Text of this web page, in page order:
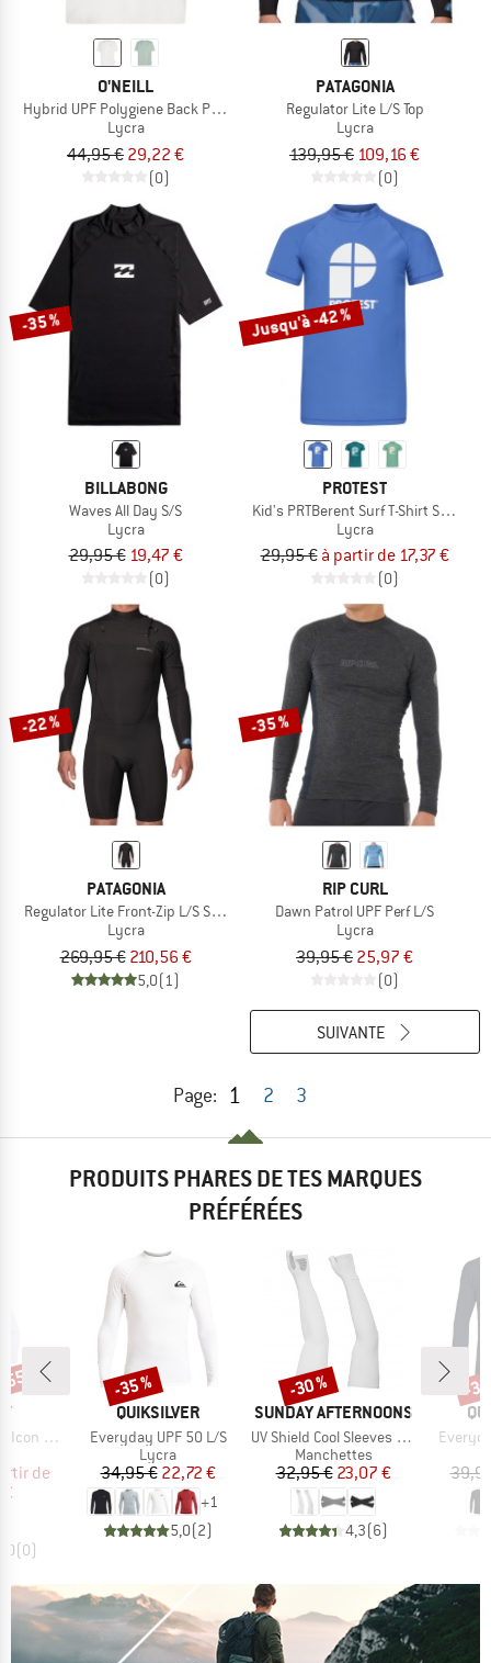
O'NEILL
Hybrid UPF Polygiene Back Print T-Shirt
Lycra
44,95 € 29,22 €
(0)
PATAGONIA
Regulator Lite L/S Top
Lycra
139,95 € 109,16 €
(0)
-35 %
BILLABONG
Waves All Day S/S
Lycra
29,95 € 19,47 €
(0)
Jusqu'à -42 %
PROTEST
Kid's PRTBerent Surf T-Shirt Short
Lycra
29,95 € à partir de 17,37 €
(0)
-22 %
PATAGONIA
Regulator Lite Front-Zip L/S Spring Suit
Lycra
269,95 € 210,56 €
5,0(1)
-35 %
RIP CURL
Dawn Patrol UPF Perf L/S
Lycra
39,95 € 25,97 €
(0)
Page: 1 2 3
SUIVANTE
PRODUITS PHARES DE TES MARQUES
PRÉFÉRÉES
réduit
de
(0)
%
MARQUE
QUIKSILVER
Article
Everyday UPF 50 L/S
Product group
Lycra
Prix
34,95 €Prix réduit
22,72 €
+1
5,0(2)
Remise
-35 %
MARQUE
SUNDAY AFTERNOONS
Article
UV Shield Cool Sleeves With Hand Cover
Product group
Manchettes
Prix
32,95 €Prix réduit
23,07 €
4,3(6)
Remise
-30 %
Article
-